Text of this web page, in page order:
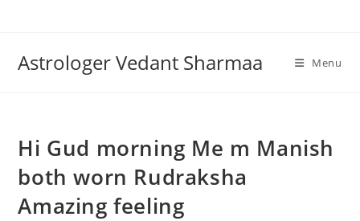
Astrologer Vedant Sharmaa Menu
Hi Gud morning Me m Manish
both worn Rudraksha
Amazing feeling